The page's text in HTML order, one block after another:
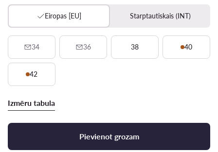
Eiropas [EU] Starptautiskais (INT)
34 36 38 40
42
Izmēru tabula
Pievienot grozam